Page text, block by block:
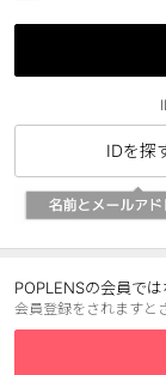
ブルー
透明
ハロウィンカラ
ケア用品
レビュー
IDを探
POPLENSの会員では
会員登録をされますと